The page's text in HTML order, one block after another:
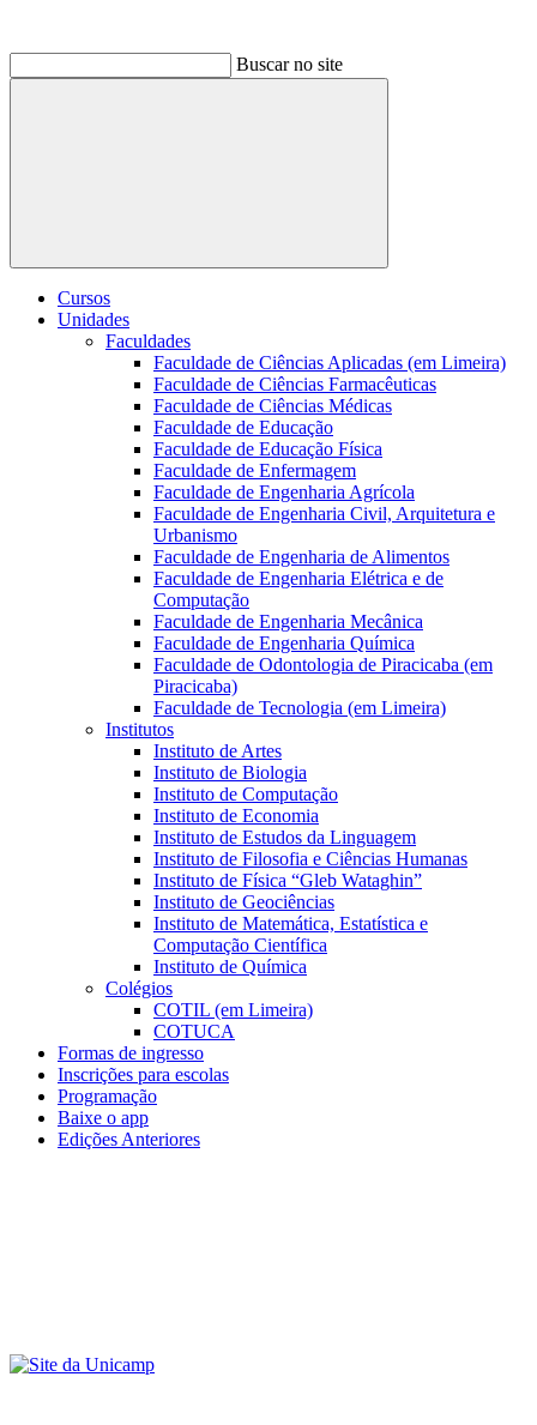
Buscar no site
Buscar
Cursos
Unidades
Faculdades
Faculdade de Ciências Aplicadas (em Limeira)
Faculdade de Ciências Farmacêuticas
Faculdade de Ciências Médicas
Faculdade de Educação
Faculdade de Educação Física
Faculdade de Enfermagem
Faculdade de Engenharia Agrícola
Faculdade de Engenharia Civil, Arquitetura e
Urbanismo
Faculdade de Engenharia de Alimentos
Faculdade de Engenharia Elétrica e de
Computação
Faculdade de Engenharia Mecânica
Faculdade de Engenharia Química
Faculdade de Odontologia de Piracicaba (em
Piracicaba)
Faculdade de Tecnologia (em Limeira)
Institutos
Instituto de Artes
Instituto de Biologia
Instituto de Computação
Instituto de Economia
Instituto de Estudos da Linguagem
Instituto de Filosofia e Ciências Humanas
Instituto de Física “Gleb Wataghin”
Instituto de Geociências
Instituto de Matemática, Estatística e
Computação Científica
Instituto de Química
Colégios
COTIL (em Limeira)
COTUCA
Formas de ingresso
Inscrições para escolas
Programação
Baixe o app
Edições Anteriores